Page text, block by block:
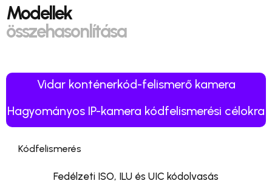
Modellek
összehasonlítása
Vidar konténerkód-felismerő kamera
Hagyományos IP-kamera kódfelismerési célokra
Kódfelismerés
Fedélzeti ISO, ILU és UIC kódolvasás